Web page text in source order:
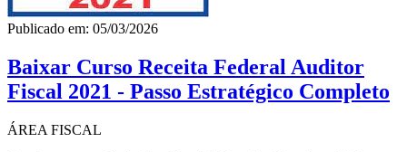
Publicado em: 05/03/2026
Baixar Curso Receita Federal Auditor
Fiscal 2021 - Passo Estratégico Completo
ÁREA FISCAL